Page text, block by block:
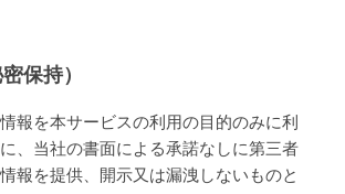
保持）
報を本サービスの利用の目的のみに利
、当社の書面による承諾なしに第三者
報を提供、開示又は漏洩しないものと